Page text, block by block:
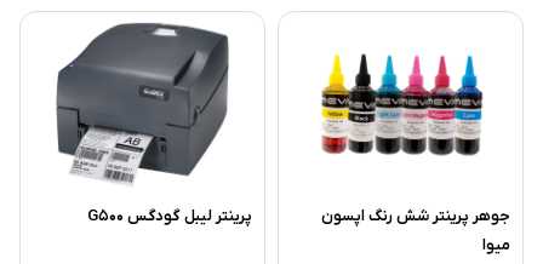
جوهر پرینتر شش رنگ اپسون
میوا
پرینتر لیبل گودگس G500